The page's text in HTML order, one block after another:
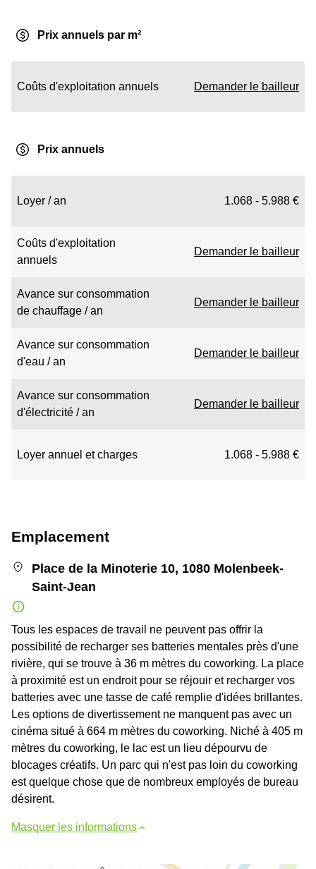
Prix annuels par m²
Coûts d'exploitation annuels Demander le bailleur
Prix annuels
Loyer / an 1.068 - 5.988 €
Coûts d'exploitation
annuels
Demander le bailleur
Avance sur consommation
de chauffage / an
Demander le bailleur
Avance sur consommation
d'eau / an
Demander le bailleur
Avance sur consommation
d'électricité / an
Demander le bailleur
Loyer annuel et charges 1.068 - 5.988 €
Emplacement
Place de la Minoterie 10, 1080 Molenbeek-
Saint-Jean
Tous les espaces de travail ne peuvent pas offrir la
possibilité de recharger ses batteries mentales près d'une
rivière, qui se trouve à 36 m mètres du coworking. La place
à proximité est un endroit pour se réjouir et recharger vos
batteries avec une tasse de café remplie d'idées brillantes.
Les options de divertissement ne manquent pas avec un
cinéma situé à 664 m mètres du coworking. Niché à 405 m
mètres du coworking, le lac est un lieu dépourvu de
blocages créatifs. Un parc qui n'est pas loin du coworking
est quelque chose que de nombreux employés de bureau
désirent.
Masquer les informations